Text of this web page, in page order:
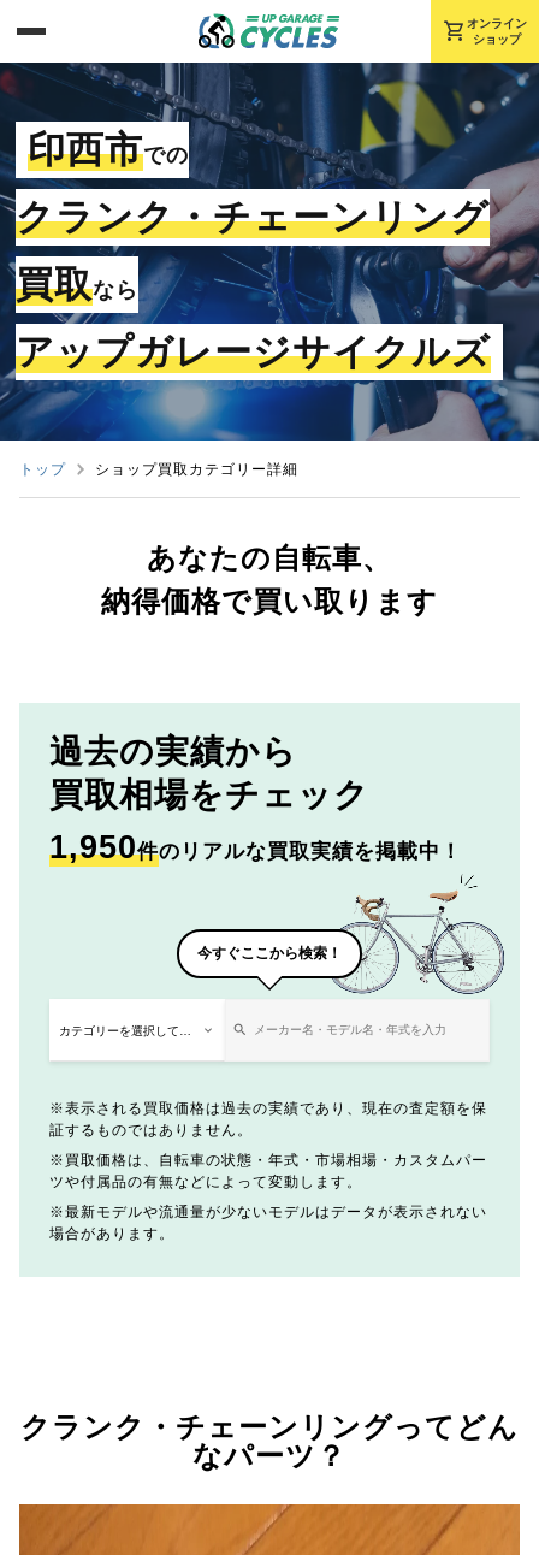
shopping_cart オンライン
ショップ
印西市での
クランク・チェーンリング
買取なら
アップガレージサイクルズ
トップ ショップ買取カテゴリー詳細
あなたの自転車、
納得価格で買い取ります
過去の実績から
買取相場をチェック
1,950件のリアルな買取実績を掲載中！
今すぐここから検索！
表示される買取価格は過去の実績であり、現在の査定額を保
証するものではありません。
買取価格は、自転車の状態・年式・市場相場・カスタムパー
ツや付属品の有無などによって変動します。
最新モデルや流通量が少ないモデルはデータが表示されない
場合があります。
クランク・チェーンリングってどん
なパーツ？